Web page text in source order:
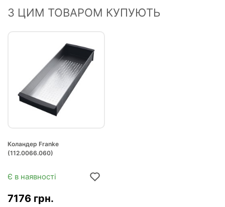
З ЦИМ ТОВАРОМ КУПУЮТЬ
Коландер Franke
(112.0066.060)
Є в наявності
7176 грн.